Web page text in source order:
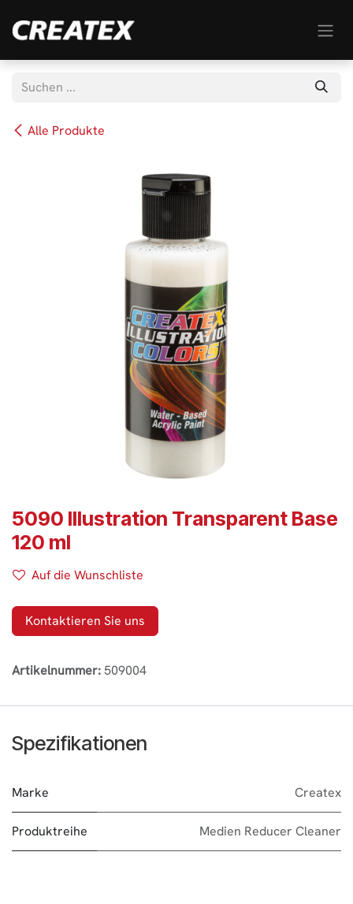
Alle Produkte
5090 Illustration Transparent Base
120 ml
Auf die Wunschliste
Kontaktieren Sie uns
Artikelnummer:509004
Spezifikationen
Marke Createx
Produktreihe Medien Reducer Cleaner